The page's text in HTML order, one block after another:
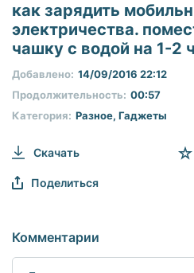
seconds
seconds
как зарядить
электричества.
чашку с водой на 1-2
Категория: Разное, Гаджеты
Продолжительность: 00:57
Добавлено: 14/09/2016 22:12
Скачать
Поделиться
Комментарии